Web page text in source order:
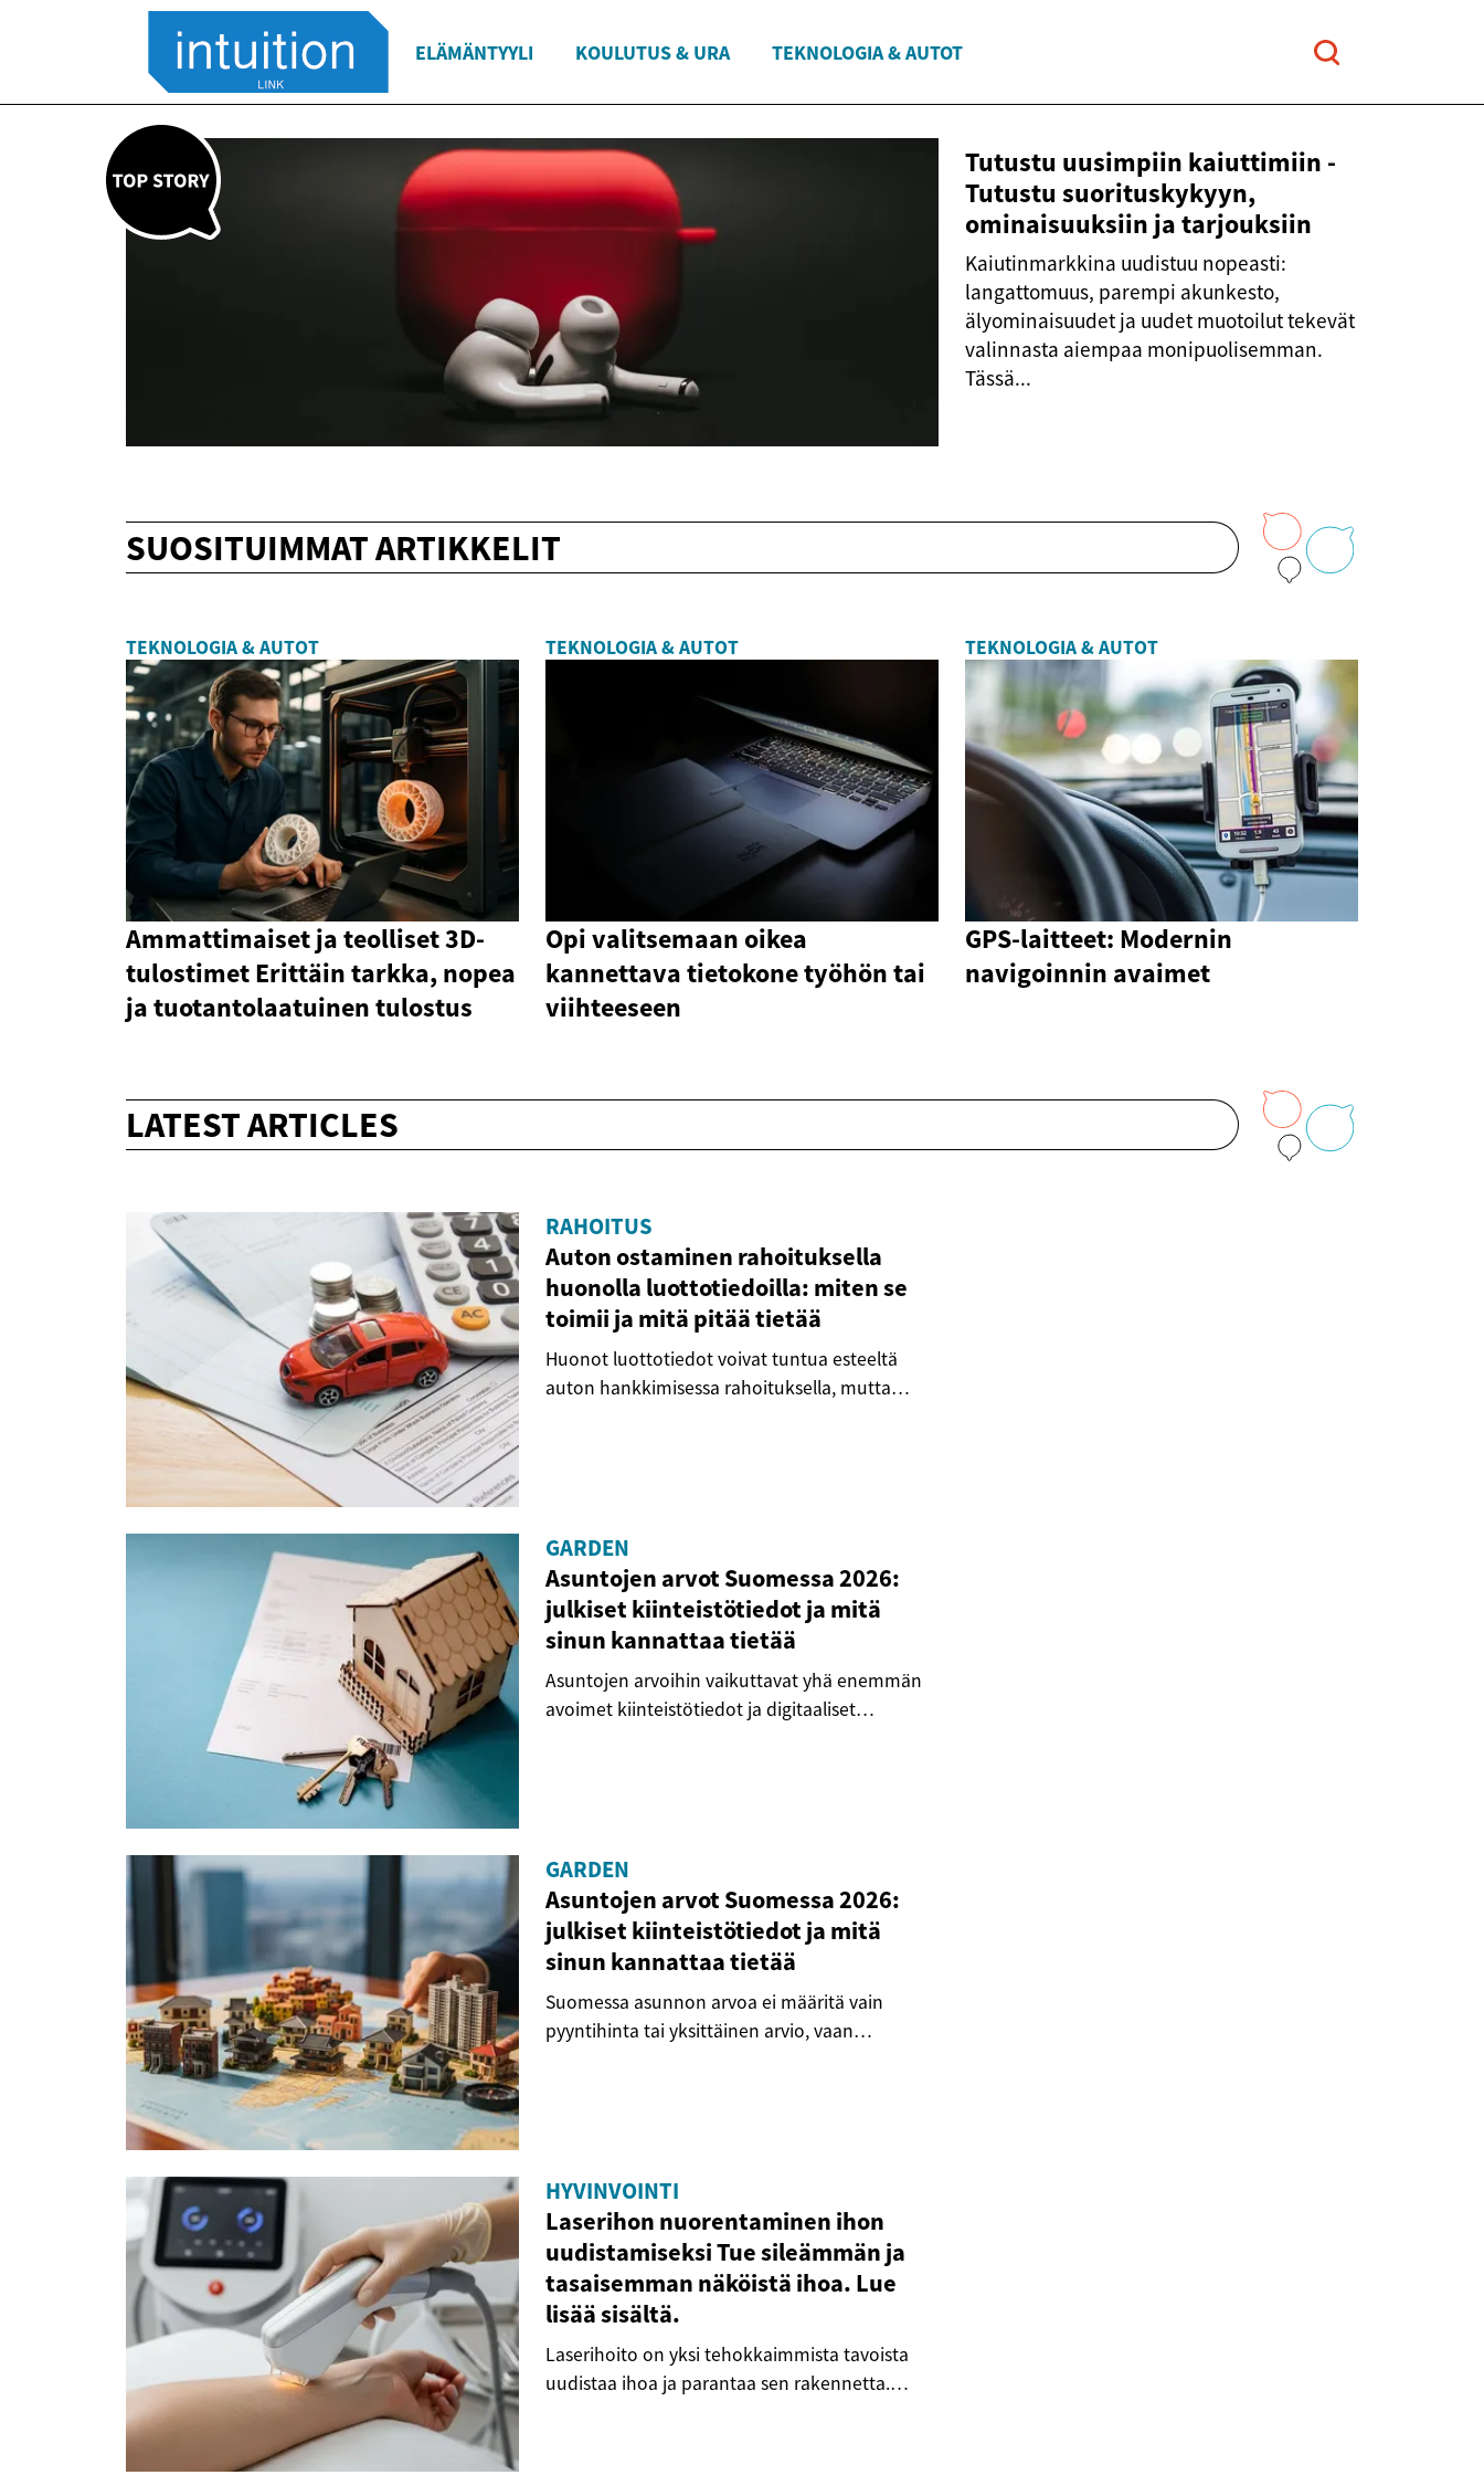
ELÄMÄNTYYLI KOULUTUS & URA TEKNOLOGIA & AUTOT
Tutustu uusimpiin kaiuttimiin -
Tutustu suorituskykyyn,
ominaisuuksiin ja tarjouksiin
Kaiutinmarkkina uudistuu nopeasti:
langattomuus, parempi akunkesto,
älyominaisuudet ja uudet muotoilut tekevät
valinnasta aiempaa monipuolisemman.
Tässä...
SUOSITUIMMAT ARTIKKELIT
TEKNOLOGIA & AUTOT
Ammattimaiset ja teolliset 3D-
tulostimet Erittäin tarkka, nopea
ja tuotantolaatuinen tulostus
TEKNOLOGIA & AUTOT
Opi valitsemaan oikea
kannettava tietokone työhön tai
viihteeseen
TEKNOLOGIA & AUTOT
GPS-laitteet: Modernin
navigoinnin avaimet
LATEST ARTICLES
RAHOITUS
Auton ostaminen rahoituksella
huonolla luottotiedoilla: miten se
toimii ja mitä pitää tietää
Huonot luottotiedot voivat tuntua esteeltä
auton hankkimisessa rahoituksella, mutta
GARDEN
Asuntojen arvot Suomessa 2026:
julkiset kiinteistötiedot ja mitä
sinun kannattaa tietää
Asuntojen arvoihin vaikuttavat yhä enemmän
avoimet kiinteistötiedot ja digitaaliset
GARDEN
Asuntojen arvot Suomessa 2026:
julkiset kiinteistötiedot ja mitä
sinun kannattaa tietää
Suomessa asunnon arvoa ei määritä vain
pyyntihinta tai yksittäinen arvio, vaan
HYVINVOINTI
Laserihon nuorentaminen ihon
uudistamiseksi Tue sileämmän ja
tasaisemman näköistä ihoa. Lue
lisää sisältä.
Laserihoito on yksi tehokkaimmista tavoista
uudistaa ihoa ja parantaa sen rakennetta.